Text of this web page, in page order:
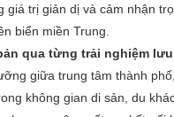
giá trị giản dị và cảm nhận
biển miền Trung.
qua từng trải nghiệm
giữa trung tâm thành
không gian di sản, du